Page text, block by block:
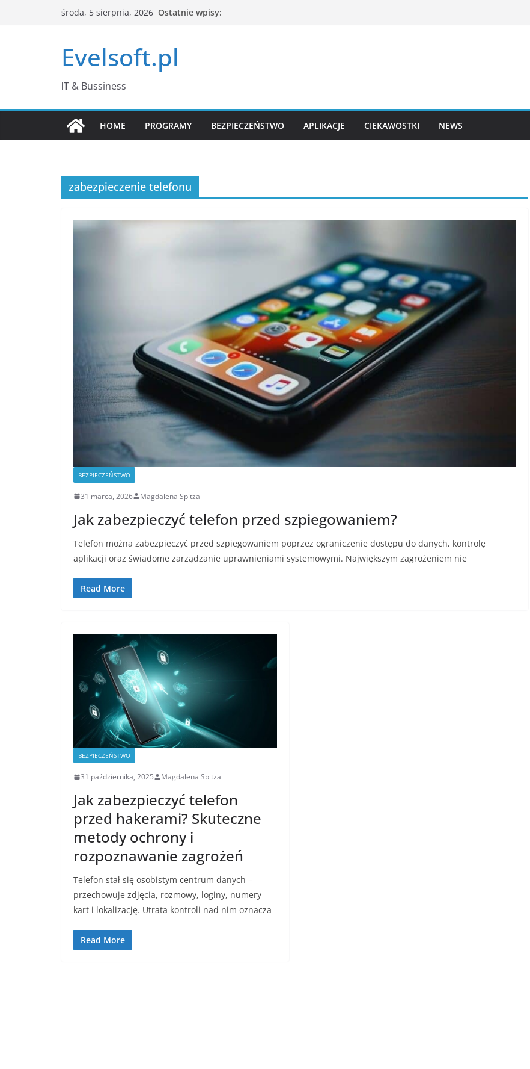
środa, 5 sierpnia, 2026 Ostatnie wpisy:
Evelsoft.pl
IT & Bussiness
HOME PROGRAMY BEZPIECZEŃSTWO APLIKACJE CIEKAWOSTKI NEWS
zabezpieczenie telefonu
BEZPIECZEŃSTWO
31 marca, 2026 Magdalena Spitza
Jak zabezpieczyć telefon przed szpiegowaniem?
Telefon można zabezpieczyć przed szpiegowaniem poprzez ograniczenie dostępu do danych, kontrolę
aplikacji oraz świadome zarządzanie uprawnieniami systemowymi. Największym zagrożeniem nie
Read More
BEZPIECZEŃSTWO
31 października, 2025 Magdalena Spitza
Jak zabezpieczyć telefon
przed hakerami? Skuteczne
metody ochrony i
rozpoznawanie zagrożeń
Telefon stał się osobistym centrum danych –
przechowuje zdjęcia, rozmowy, loginy, numery
kart i lokalizację. Utrata kontroli nad nim oznacza
Read More